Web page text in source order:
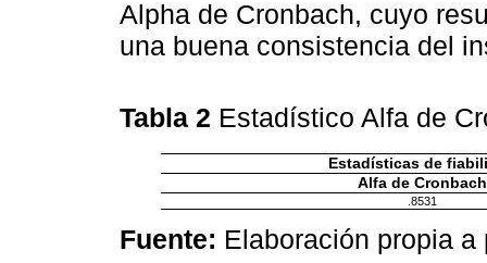
Alpha de Cronbach, cuyo
una buena consistencia del
Tabla 2 Estadístico Alfa de
Estadísticas de
Alfa de Cronbach
.8531
Fuente: Elaboración propia